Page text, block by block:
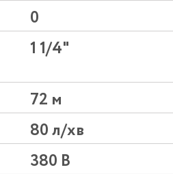
0
1 1/4"
72 м
80 л/хв
380 В